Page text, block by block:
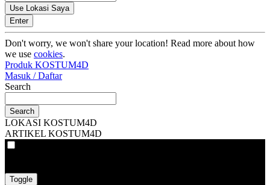
Use Lokasi Saya
Enter
Don't worry, we won't share your location! Read more about how
we use cookies.
Produk KOSTUM4D
Masuk / Daftar
Search
Search
LOKASI KOSTUM4D
ARTIKEL KOSTUM4D
Toggle